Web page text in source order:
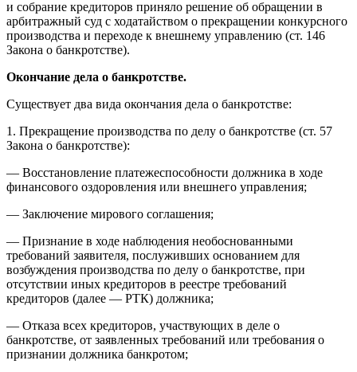
и собрание кредиторов приняло решение об обращении в
арбитражный суд с ходатайством о прекращении конкурсного
производства и переходе к внешнему управлению (ст. 146
Закона о банкротстве).
Окончание дела о банкротстве.
Существует два вида окончания дела о банкротстве:
1. Прекращение производства по делу о банкротстве (ст. 57
Закона о банкротстве):
— Восстановление платежеспособности должника в ходе
финансового оздоровления или внешнего управления;
— Заключение мирового соглашения;
— Признание в ходе наблюдения необоснованными
требований заявителя, послуживших основанием для
возбуждения производства по делу о банкротстве, при
отсутствии иных кредиторов в реестре требований
кредиторов (далее — РТК) должника;
— Отказа всех кредиторов, участвующих в деле о
банкротстве, от заявленных требований или требования о
признании должника банкротом;